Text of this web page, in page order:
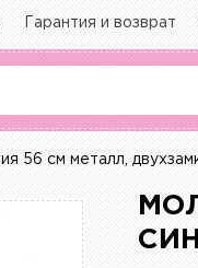
Гарантия и возврат
56 см металл,